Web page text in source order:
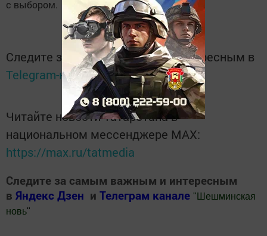
с выбором.
Следите за самым важным и интересным в
Telegram-каналеТатмедиа
Читайте новости Татарстана в
национальном мессенджере MАХ:
https://max.ru/tatmedia
Следите за самым важным и интересным
в Яндекс Дзен и Телеграм канале " Шешминская
новь"